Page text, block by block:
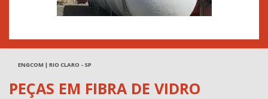
ENGCOM | RIO CLARO - SP
PEÇAS EM FIBRA DE VIDRO